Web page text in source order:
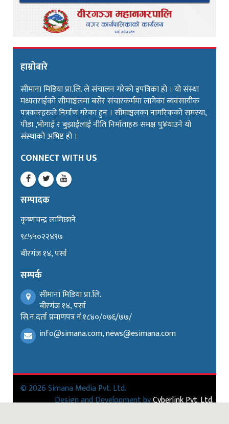
हाम्रोबारे
सीमाना मिडिया प्रा.लि. ले संचालन गरेको इपत्रिका हो । यो संस्था
मध्यतराईको सीमाञ्चलमा बसेर संचारकर्ममा लागेका ब्यवसायीक
पत्रकारहरुले निर्माण गरेका हुन । सीमाञ्चलका नागरिकको समस्या,
पीडा ,भोगाई र बुझाईलाई नीति निर्माताहरु समक्ष पु¥याउने यो
संस्थाको अभिष्ट हो ।
CONNECT WITH US
सम्पादक
कृष्णचन्द्र लामिछाने
९८५५०२२४९७
बीरगंज १४, पर्सा
सम्पर्क
सीमाना मिडिया प्रा.लि.
बीरगंज १४, पर्सा
सि.न.दर्ता प्रमाणपत्र नं.१८४०/०७६/७७/
info@simana.com, news@esimana.com
© 2026 Simana Media Pvt. Ltd.
Design and Development byCyberlink Pvt. Ltd.